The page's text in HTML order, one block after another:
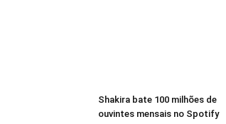
Shakira bate 100 milhões de
ouvintes mensais no Spotify